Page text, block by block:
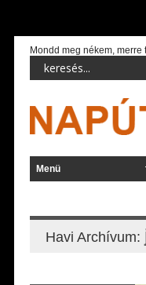
Mondd meg nékem,
Havi Archívum: